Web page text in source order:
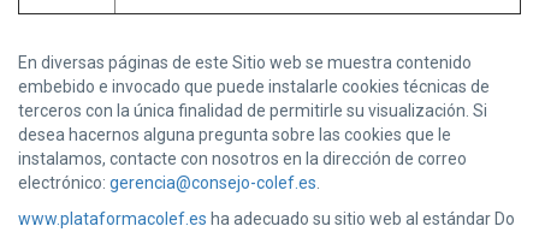
En diversas páginas de este Sitio web se muestra contenido
embebido e invocado que puede instalarle cookies técnicas de
terceros con la única finalidad de permitirle su visualización. Si
desea hacernos alguna pregunta sobre las cookies que le
instalamos, contacte con nosotros en la dirección de correo
electrónico: gerencia@consejo-colef.es
www.plataformacolef.es ha adecuado su sitio web al estándar Do